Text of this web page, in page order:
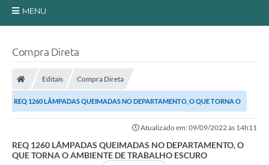
MENU
Transparência
Compra Direta
Editais Compra Direta
REQ 1260 LÂMPADAS QUEIMADAS NO DEPARTAMENTO, O QUE TORNA O
Atualizado em: 09/09/2022 às 14h11
REQ 1260 LÂMPADAS QUEIMADAS NO DEPARTAMENTO, O
QUE TORNA O AMBIENTE DE TRABALHO ESCURO